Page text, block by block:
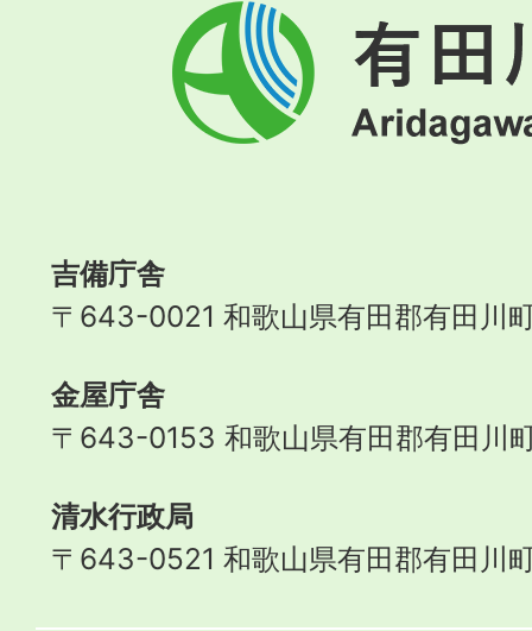
有
田
川
町
吉備庁舎
〒643-0021 和歌山県有田郡有田川
金屋庁舎
〒643-0153 和歌山県有田郡有田川
清水行政局
〒643-0521 和歌山県有田郡有田川